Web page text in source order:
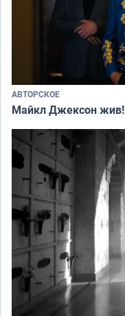
АВТОРСКОЕ
Майкл Джексон жив!